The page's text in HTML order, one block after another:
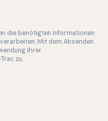
die benötigten Informationen
Mit dem Absenden
Ihrer
zu.